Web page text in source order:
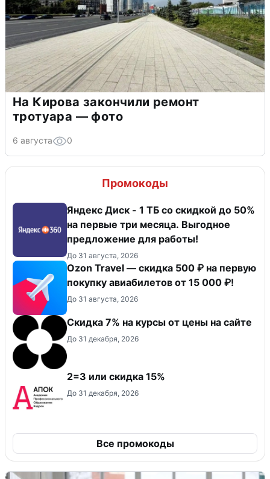
На Кирова закончили ремонт
тротуара — фото
6 августа 0
Промокоды
Яндекс Диск - 1 ТБ со скидкой до 50%
на первые три месяца. Выгодное
предложение для работы!
До 31 августа, 2026
Ozon Travel — скидка 500 ₽ на первую
покупку авиабилетов от 15 000 ₽!
До 31 августа, 2026
Скидка 7% на курсы от цены на сайте
До 31 декабря, 2026
2=3 или скидка 15%
До 31 декабря, 2026
Все промокоды